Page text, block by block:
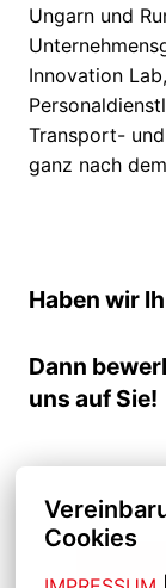
Cookies
Ungarn und
Innovation
Transport-
ganz nach
Haben wir
Dann
uns auf Sie!